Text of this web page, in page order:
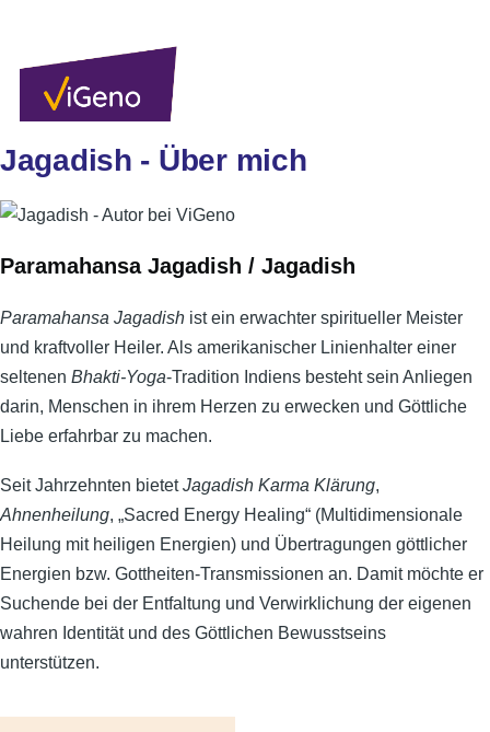
Jagadish - Über mich
Paramahansa Jagadish / Jagadish
Paramahansa Jagadish ist ein erwachter spiritueller Meister
und kraftvoller Heiler. Als amerikanischer Linienhalter einer
seltenen Bhakti-Yoga-Tradition Indiens besteht sein Anliegen
darin, Menschen in ihrem Herzen zu erwecken und Göttliche
Liebe erfahrbar zu machen.
Seit Jahrzehnten bietetJagadish Karma Klärung,
Ahnenheilung, „Sacred Energy Healing“ (Multidimensionale
Heilung mit heiligen Energien) und Übertragungen göttlicher
Energien bzw. Gottheiten-Transmissionen an. Damit möchte er
Suchende bei der Entfaltung und Verwirklichung der eigenen
wahren Identität und des Göttlichen Bewusstseins
unterstützen.